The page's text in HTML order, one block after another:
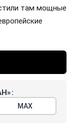
там мощные
МАХ